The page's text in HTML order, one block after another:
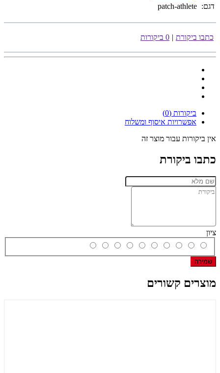
דגם: patch-athlete
כתבו ביקורת | 0 ביקורות
ביקורות (0)
אפשרויות איסוף ומשלוח
אין ביקורות עבור מוצר זה
כתבו ביקורת
ציון
שמירה
מוצרים קשורים